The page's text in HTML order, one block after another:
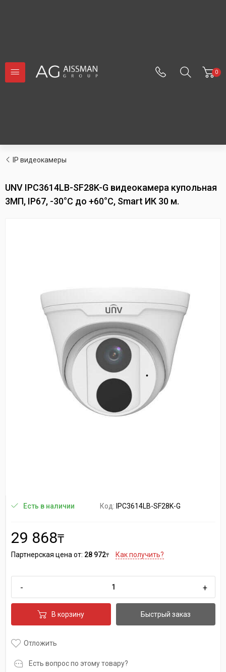
0
IP видеокамеры
UNV IPC3614LB-SF28K-G видеокамера купольная
3МП, IP67, -30°C до +60°C, Smart ИК 30 м.
Есть в наличии Код: IPC3614LB-SF28K-G
29 868₸
Партнерская цена от: 28 972₸ Как получить?
- +
В корзину Быстрый заказ
Отложить
Есть вопрос по этому товару?